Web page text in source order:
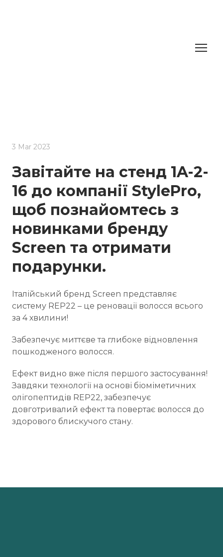
3 Mar 2023
Завітайте на стенд 1A-2-
16 до компанії StylePro,
щоб познайомтесь з
новинками бренду
Screen та отримати
подарунки.
Італійський бренд Screen представляє
систему REP22 – це реновації волосся всього
за 4 хвилини!
Забезпечує миттєве та глибоке відновлення
пошкодженого волосся.
Ефект видно вже після першого застосування!
Завдяки технології на основі біоміметичних
олігопептидів REP22, забезпечує
довготривалий ефект та повертає волосся до
здорового блискучого стану.